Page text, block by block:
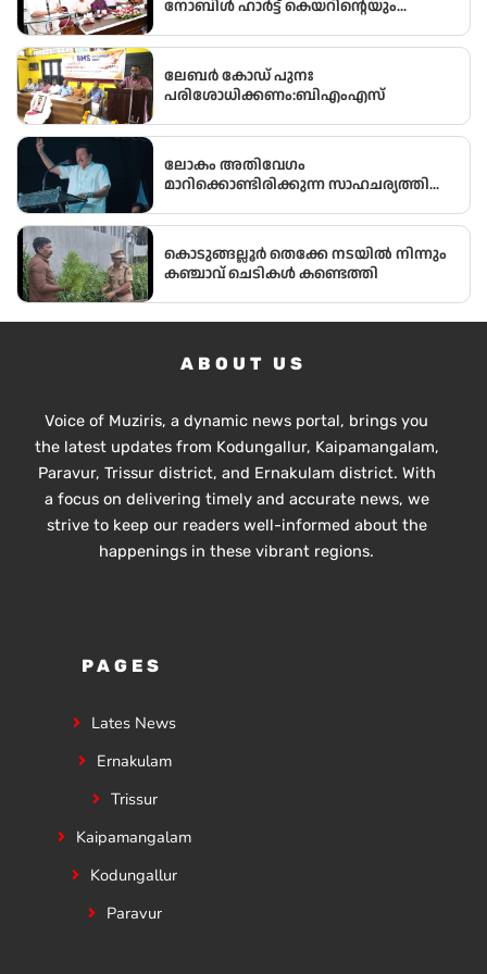
നോബിൾ ഹാർട്ട് കെയറിന്റെയും
കെയറിൻ്റെ നവീകരിച്ച കാത്ത് ലാബിൻ്റെ
ഉദ്ഘാടനം മന്ത്രി ഒ ജെ ജനീഷ്
നിർവ്വഹിച്ചു.
ലേബർ കോഡ് പുനഃ
പരിശോധിക്കണം:ബിഎംഎസ്
ലോകം അതിവേഗം
മാറിക്കൊണ്ടിരിക്കുന്ന സാഹചര്യത്തിൽ
വിദ്യാഭ്യാസം സ്കൂൾ തലത്തിൽ തന്നെ
വിദ്യാർഥികൾക്ക് ലഭ്യമാക്കുകയാണ്
സർക്കാരിന്റെ ലക്ഷ്യമെന്ന് സംസ്ഥാന
വിദ്യാഭ്യാസ മന്ത്രി അഡ്വ.എൻ. ഷംസുദ്ദീൻ
കൊടുങ്ങല്ലൂർ തെക്കേ നടയിൽ നിന്നും
കഞ്ചാവ് ചെടികൾ കണ്ടെത്തി
ABOUT US
Voice of Muziris, a dynamic news portal, brings you
the latest updates from Kodungallur, Kaipamangalam,
Paravur, Trissur district, and Ernakulam district. With
a focus on delivering timely and accurate news, we
strive to keep our readers well-informed about the
happenings in these vibrant regions.
PAGES
Lates News
Ernakulam
Trissur
Kaipamangalam
Kodungallur
Paravur